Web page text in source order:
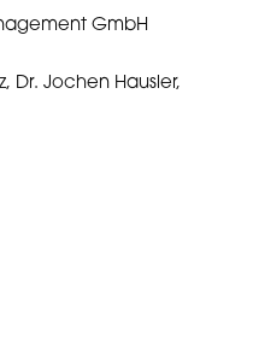
GmbH
Dr. Jochen Hausler,